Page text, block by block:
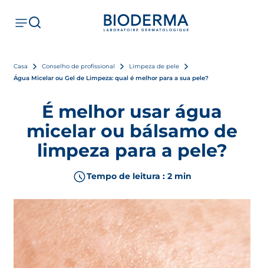
Casa Conselho de profissional
Limpeza de pele
Água Micelar ou Gel de Limpeza: qual é melhor para a sua pele?
É melhor usar água
micelar ou bálsamo de
limpeza para a pele?
Tempo de leitura : 2 min